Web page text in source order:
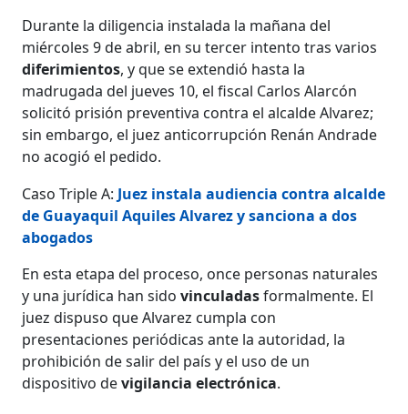
Durante la diligencia instalada la mañana del
miércoles 9 de abril, en su tercer intento tras varios
diferimientos, y que se extendió hasta la
madrugada del jueves 10, el fiscal Carlos Alarcón
solicitó prisión preventiva contra el alcalde Alvarez;
sin embargo, el juez anticorrupción Renán Andrade
no acogió el pedido.
Caso Triple A: Juez instala audiencia contra alcalde
de Guayaquil Aquiles Alvarez y sanciona a dos
abogados
En esta etapa del proceso, once personas naturales
y una jurídica han sidovinculadasformalmente. El
juez dispuso que Alvarez cumpla con
presentaciones periódicas ante la autoridad, la
prohibición de salir del país y el uso de un
dispositivo devigilancia electrónica.